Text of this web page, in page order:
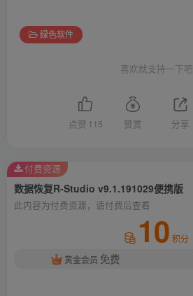
绿色软件
喜欢就支持一下吧
点赞 115 赞赏 分享
数据恢复R-Studio v9.1.191029便携版
此内容为付费资源，请付费后查看
10 积分
黄金会员 免费
付费资源